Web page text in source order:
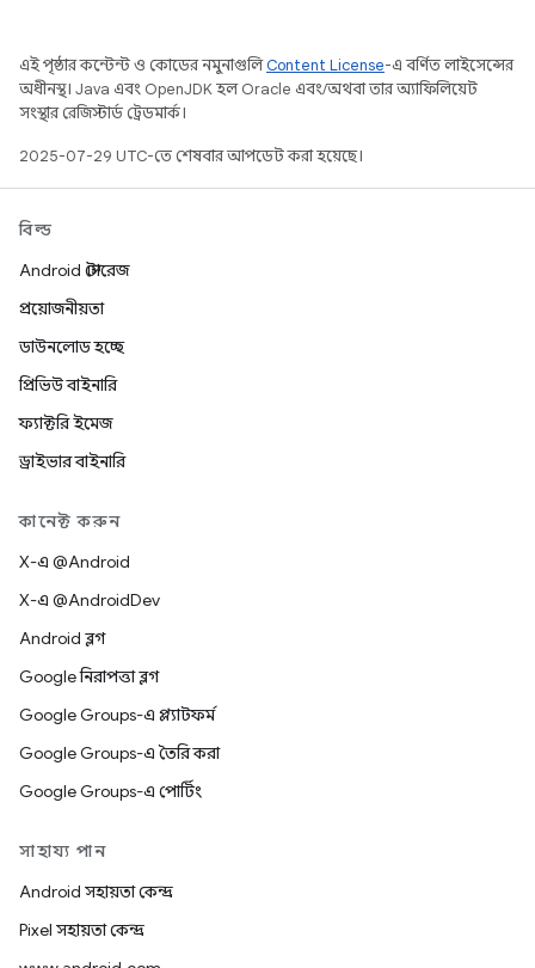
এই পৃষ্ঠার কন্টেন্ট ও কোডের নমুনাগুলিContent License-এ বর্ণিত লাইসেন্সের
অধীনস্থ। Java এবং OpenJDK হল Oracle এবং/অথবা তার অ্যাফিলিয়েট
সংস্থার রেজিস্টার্ড ট্রেডমার্ক।
2025-07-29 UTC-তে শেষবার আপডেট করা হয়েছে।
বিল্ড
Android স্টোরেজ
প্রয়োজনীয়তা
ডাউনলোড হচ্ছে
প্রিভিউ বাইনারি
ফ্যাক্টরি ইমেজ
ড্রাইভার বাইনারি
কানেক্ট করুন
X-এ @Android
X-এ @AndroidDev
Android ব্লগ
Google নিরাপত্তা ব্লগ
Google Groups-এ প্ল্যাটফর্ম
Google Groups-এ তৈরি করা
Google Groups-এ পোর্টিং
সাহায্য পান
Android সহায়তা কেন্দ্র
Pixel সহায়তা কেন্দ্র